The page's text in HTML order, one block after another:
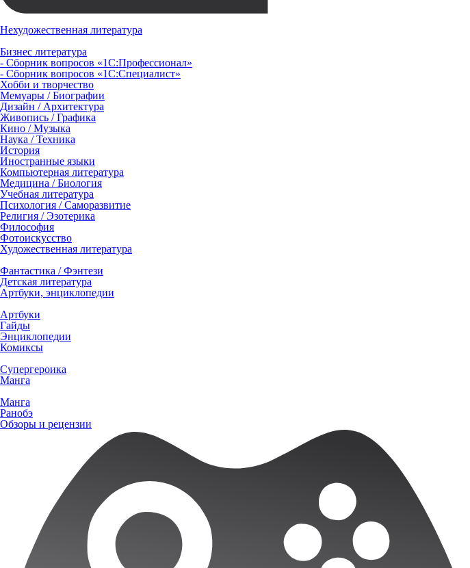
Нехудожественная литература
Бизнес литература
- Сборник вопросов «1С:Профессионал»
- Сборник вопросов «1С:Специалист»
Хобби и творчество
Мемуары / Биографии
Дизайн / Архитектура
Живопись / Графика
Кино / Музыка
Наука / Техника
История
Иностранные языки
Компьютерная литература
Медицина / Биология
Учебная литература
Психология / Саморазвитие
Религия / Эзотерика
Философия
Фотоискусство
Художественная литература
Фантастика / Фэнтези
Детская литература
Артбуки, энциклопедии
Артбуки
Гайды
Энциклопедии
Комиксы
Супергероика
Манга
Манга
Ранобэ
Обзоры и рецензии